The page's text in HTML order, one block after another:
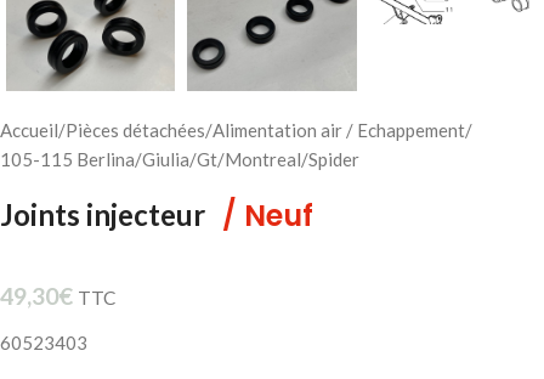
Accueil/Pièces détachées/Alimentation air / Echappement/
105-115 Berlina/Giulia/Gt/Montreal/Spider
Joints injecteur / Neuf
49,30€ TTC
60523403